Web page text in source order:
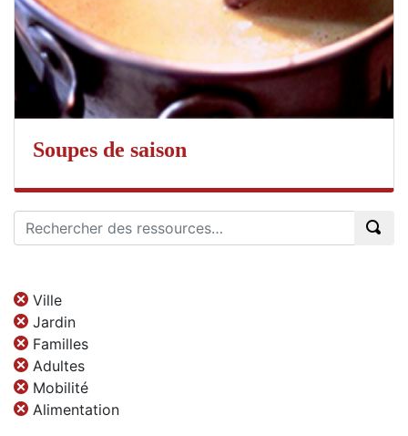
Soupes de saison
Ville
Jardin
Familles
Adultes
Mobilité
Alimentation